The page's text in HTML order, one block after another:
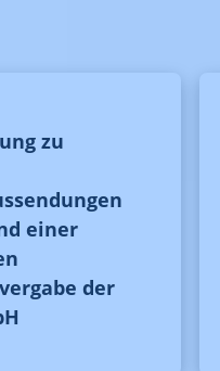
zu
einer
der